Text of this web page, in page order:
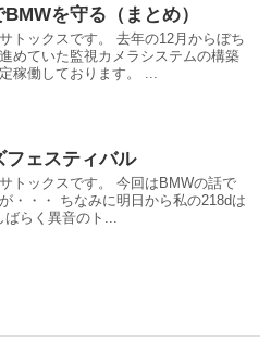
を守る（まとめ）
トックスです。 去年の12月からぼち
めていた監視カメラシステムの構築
稼働しております。 ...
フェスティバル
トックスです。 今回はBMWの話で
・・・ ちなみに明日から私の218dは
ばらく異音のト...